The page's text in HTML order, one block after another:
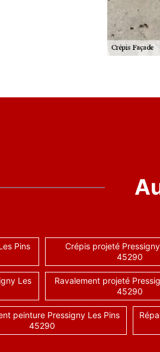
Pins
Crépis projeté
45290
Les
Ravalement projeté
45290
peinture Pressigny Les Pins
45290